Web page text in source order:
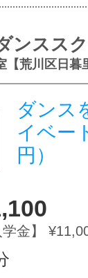
ンスス
荒川区日暮
ダンス
イベー
円）
学金】